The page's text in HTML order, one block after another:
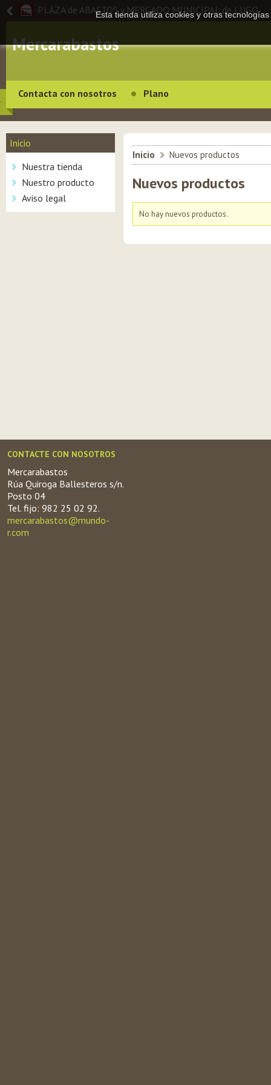
PLAZA de ABASTOS y MERCADO MUNICIPAL de LUGO
Mercarabastos
Contacta con nosotros Plano
Inicio
Nuestra tienda
Nuestro producto
Aviso legal
Inicio > Nuevos productos
Nuevos productos
No hay nuevos productos.
CONTACTE CON NOSOTROS
Mercarabastos
Rúa Quiroga Ballesteros s/n.
Posto 04
Tel. fijo: 982 25 02 92.
mercarabastos@mundo-
r.com
Esta tienda utiliza cookies y otras